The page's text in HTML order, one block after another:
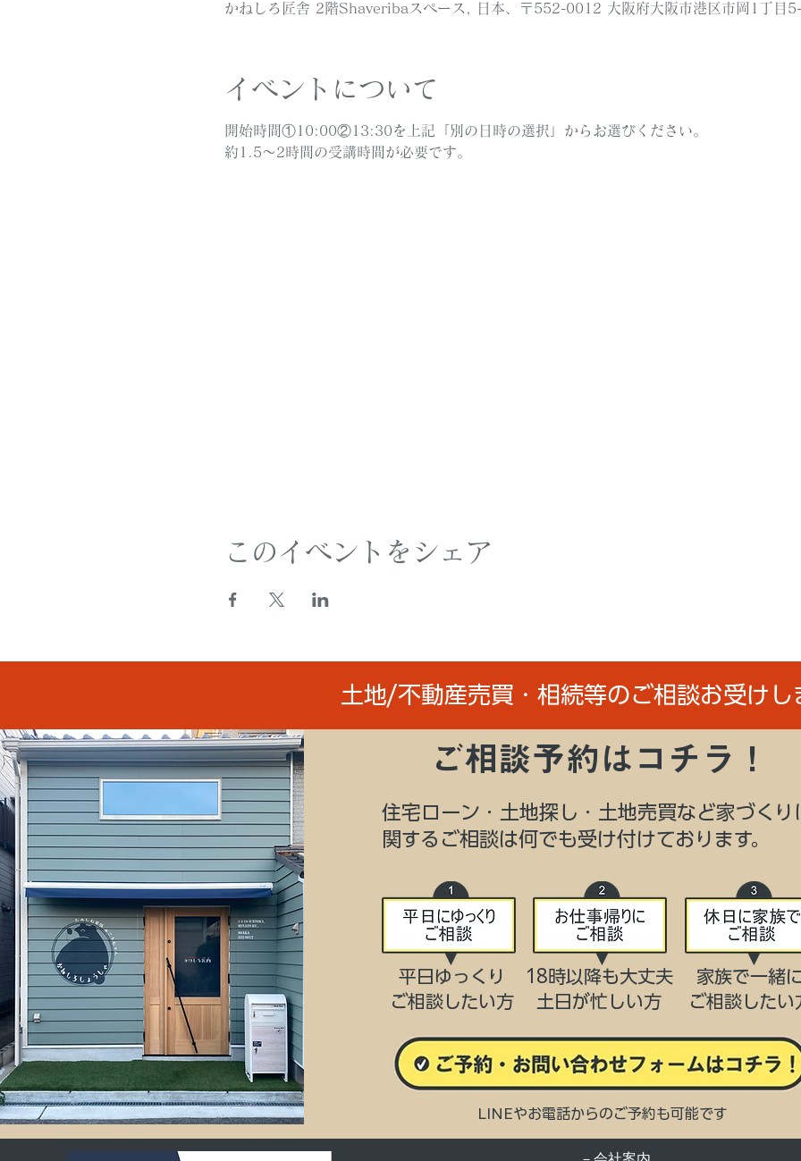
かねしろ匠舎 2階Shaveribaスペース, 日本、〒552-0012 大阪府大阪市港区市岡1丁目
イベントについて
開始時間①10:00②13:30を上記「別の日時の選択」からお選びください。
約1.5～2時間の受講時間が必要です。
このイベントをシェア
ご相談予約はコチラ！
住宅ローン・土地探し・土地売買など家づくり
関するご相談は何でも受け付けております。
平日ゆっくり
ご相談したい方
18時以降も大丈夫
​土日が忙しい方
家族で一緒
ご相談したい
LINEやお電話からのご予約も可能です
土地/不動産売買・相続等のご相談お受けし